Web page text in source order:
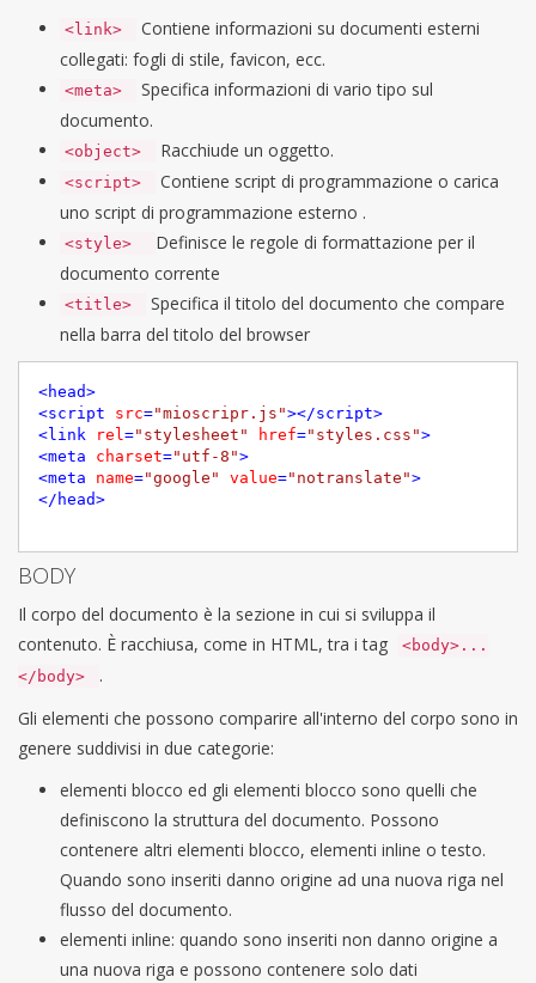
<link>
Contiene informazioni su documenti esterni
collegati: fogli di stile, favicon, ecc.
<meta>
Specifica informazioni di vario tipo sul
documento.
<object> Racchiude un oggetto.
<script>
Contiene script di programmazione o carica
uno script di programmazione esterno .
<style>
Definisce le regole di formattazione per il
documento corrente
<title>
Specifica il titolo del documento che compare
nella barra del titolo del browser
<head>
<script src="mioscripr.js"></script>
<link rel="stylesheet" href="styles.css">
<meta charset="utf-8">
<meta name="google" value="notranslate">
</ head>
BODY
Il corpo del documento è la sezione in cui si sviluppa il
contenuto. È racchiusa, come in HTML, tra i tag
<body>...
</body>
.
Gli elementi che possono comparire all'interno del corpo sono in
genere suddivisi in due categorie:
elementi blocco ed gli elementi blocco sono quelli che
definiscono la struttura del documento. Possono
contenere altri elementi blocco, elementi inline o testo.
Quando sono inseriti danno origine ad una nuova riga nel
flusso del documento.
elementi inline: quando sono inseriti non danno origine a
una nuova riga e possono contenere solo dati